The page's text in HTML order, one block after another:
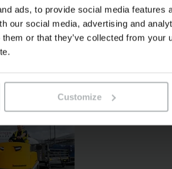
ads, to provide social media features
our social media, advertising and
or that they’ve collected from
Customize